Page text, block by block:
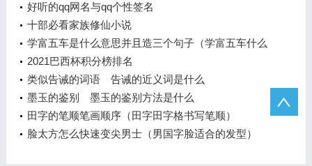
好听的qq网名与qq个性签名
十部必看家族修仙小说
学富五车是什么意思并且造三个句子（学富五车什么
意思）
2021巴西杯积分榜排名
类似告诫的词语 告诫的近义词是什么
墨玉的鉴别 墨玉的鉴别方法是什么
田字的笔顺笔画顺序（田字田字格书写笔顺）
脸太方怎么快速变尖男士（男国字脸适合的发型）